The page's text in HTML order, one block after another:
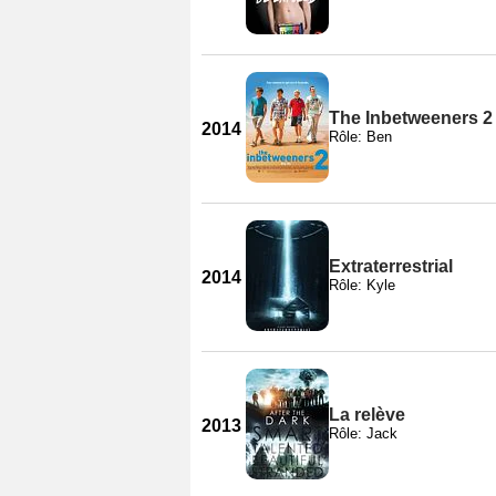
2014
The Inbetweeners 2
Rôle: Ben
2014
Extraterrestrial
Rôle: Kyle
2013
La relève
Rôle: Jack